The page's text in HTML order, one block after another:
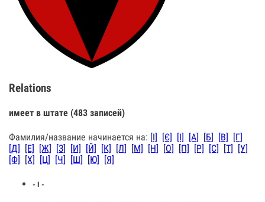
Relations
имеет в штате (483 записей)
Фамилия/название начинается на: [I] [Є] [І] [А] [Б] [В]
[Г]
[Д]
[Е] [Ж] [З] [И] [Й] [К] [Л] [М] [Н] [О] [П] [Р] [С] [Т]
[У]
[Ф]
[Х] [Ц] [Ч] [Ш] [Ю] [Я]
- I -